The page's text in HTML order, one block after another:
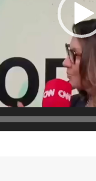
News